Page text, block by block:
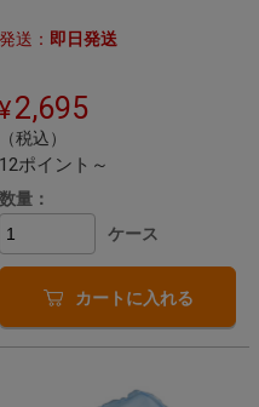
発送： 即日発送
2,695
（税込）
12ポイント～
数量：
ケース
カートに入れる